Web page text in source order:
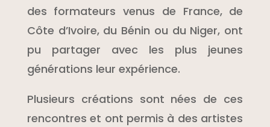
des formateurs venus de France, de
Côte d’Ivoire, du Bénin ou du Niger, ont
pu partager avec les plus jeunes
générations leur expérience.
Plusieurs créations sont nées de ces
rencontres et ont permis à des artistes